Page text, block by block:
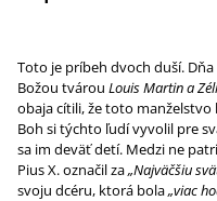
Toto je príbeh dvoch duší. Dňa
Božou tvárou Louis Martin a
obaja cítili, že toto manželstvo
Boh si týchto ľudí vyvolil pre
sa im deväť detí. Medzi ne
Pius X. označil za„Najväčšiu
svoju dcéru, ktorá bola„viac